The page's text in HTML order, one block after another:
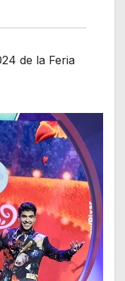
de la Feria